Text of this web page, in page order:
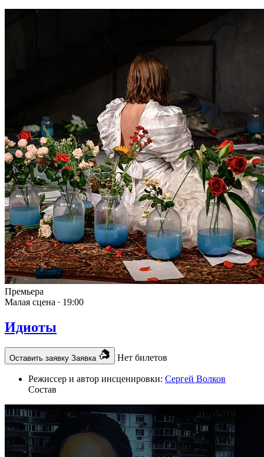
Премьера
Малая сцена ∙ 19:00
Идиоты
Оставить заявку Заявка Нет билетов
Режиссер и автор инсценировки: Сергей Волков
Состав